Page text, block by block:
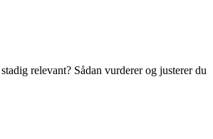
relevant? Sådan vurderer og justerer du